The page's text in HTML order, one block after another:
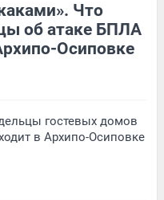
Что
об атаке БПЛА
Осиповке
гостевых домов
в Архипо-Осиповке